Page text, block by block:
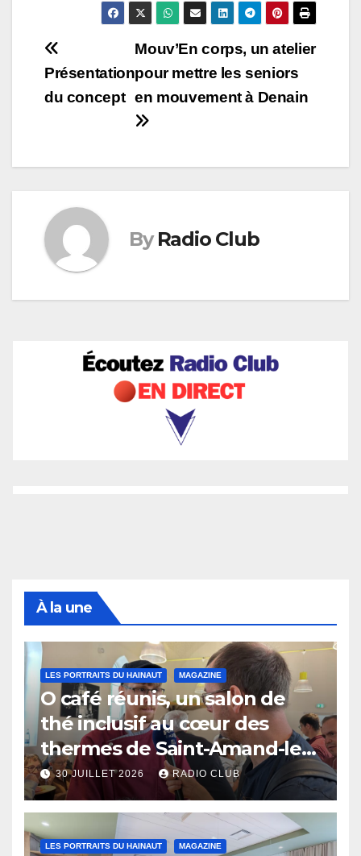
Navigation
de
Mouv’En corps, un atelier
pour mettre les seniors
en mouvement à Denain
Présentation
du concept
By Radio Club
À la une
LES PORTRAITS DU HAINAUT MAGAZINE
O café réunis, un salon de
thé inclusif au cœur des
thermes de Saint-Amand-les-
Eaux
30 JUILLET 2026 RADIO CLUB
LES PORTRAITS DU HAINAUT MAGAZINE